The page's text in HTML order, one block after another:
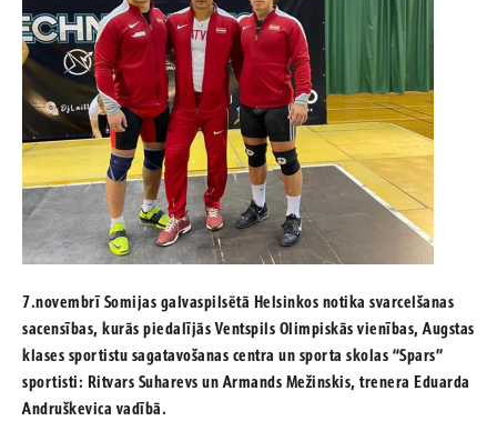
7.novembrī Somijas galvaspilsētā Helsinkos notika svarcelšanas
sacensības, kurās piedalījās Ventspils Olimpiskās vienības, Augstas
klases sportistu sagatavošanas centra un sporta skolas “Spars”
sportisti: Ritvars Suharevs un Armands Mežinskis, trenera Eduarda
Andruškevica vadībā.